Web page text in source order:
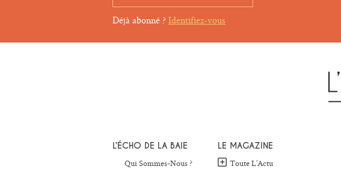
Déjà abonné ? Identifiez-vous
L’ÉCHO DE LA BAIE
Qui Sommes-Nous ?
LE MAGAZINE
Toute L’Actu